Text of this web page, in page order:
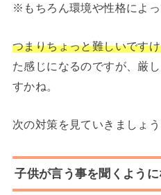
※もちろん環境や性格によっ
つまりちょっと難しいです
た感じになるのですが、厳
すかね。
次の対策を見ていきましょう
子供が言う事を聞くよう